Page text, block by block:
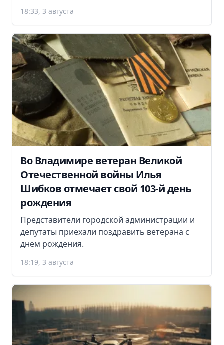
18:33, 3 августа
Во Владимире ветеран Великой
Отечественной войны Илья
Шибков отмечает свой 103-й день
рождения
Представители городской администрации и
депутаты приехали поздравить ветерана с
днем рождения.
18:19, 3 августа